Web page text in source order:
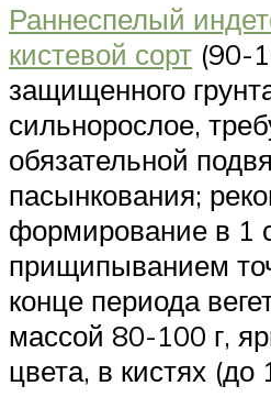
Раннеспелый
кистевой сорт (90-
защищенного
сильнорослое,
обязательной
пасынкования;
формирование в 1
прищипыванием
конце периода
массой 80-100 г,
цвета, в кистях (до